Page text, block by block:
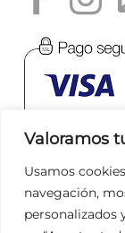
Valoramos
Usamos
navegación,
personalizados